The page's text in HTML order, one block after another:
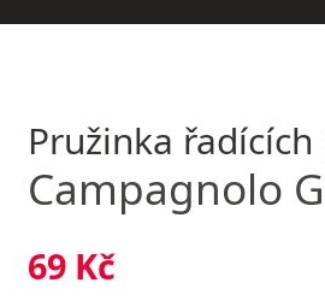
Pružinka řadících
Campagnolo
69 Kč